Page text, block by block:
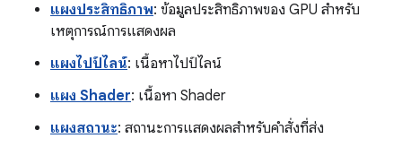
แผงประสิทธิภาพ: ข้อมูลประสิทธิภาพของ GPU สำหรับ
เหตุการณ์การแสดงผล
แผงไปป์ไลน์: เนื้อหาไปป์ไลน์
แผง Shader: เนื้อหา Shader
แผงสถานะ: สถานะการแสดงผลสำหรับคำสั่งที่ส่ง